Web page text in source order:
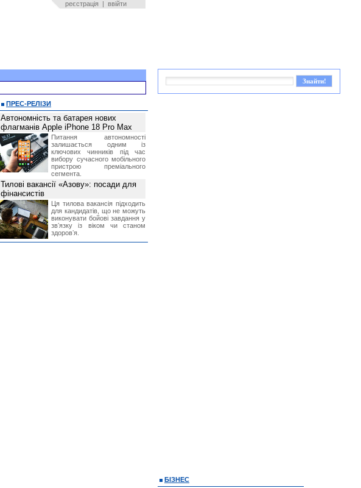
реєстрація | ввійти
ПРЕС-РЕЛІЗИ
Автономність та батарея нових
флагманів Apple iPhone 18 Pro Max
Питання автономності
залишається одним із
ключових чинників під час
вибору сучасного мобільного
пристрою преміального
сегмента.
Тилові вакансії «Азову»: посади для
фінансистів
Ця тилова вакансія підходить
для кандидатів, що не можуть
виконувати бойові завдання у
звʼязку із віком чи станом
здоровʼя.
БІЗНЕС